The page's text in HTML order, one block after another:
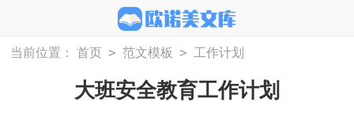
当前位置： 首页 > 范文模板 > 工作计划
大班安全教育工作计划